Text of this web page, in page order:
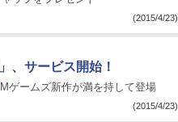
(2015/4/23)
、サービス開始！
ゲームズ新作が満を持して登場
(2015/4/23)